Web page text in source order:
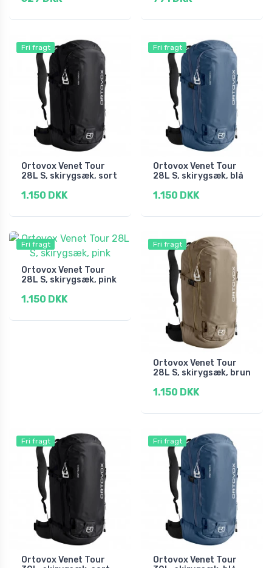
Fri fragt
Ortovox Venet Tour
28L S, skirygsæk, sort
1.150 DKK
Fri fragt
Ortovox Venet Tour
28L S, skirygsæk, blå
1.150 DKK
Fri fragt
Ortovox Venet Tour
28L S, skirygsæk, pink
1.150 DKK
Fri fragt
Ortovox Venet Tour
28L S, skirygsæk, brun
1.150 DKK
Fri fragt
Ortovox Venet Tour
Fri fragt
Ortovox Venet Tour